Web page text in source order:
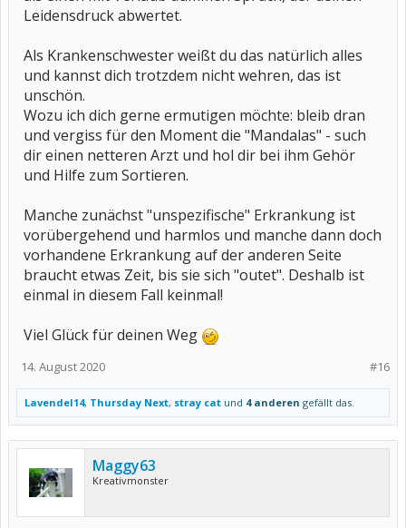
Leidensdruck abwertet.
Als Krankenschwester weißt du das natürlich alles
und kannst dich trotzdem nicht wehren, das ist
unschön.
Wozu ich dich gerne ermutigen möchte: bleib dran
und vergiss für den Moment die "Mandalas" - such
dir einen netteren Arzt und hol dir bei ihm Gehör
und Hilfe zum Sortieren.
Manche zunächst "unspezifische" Erkrankung ist
vorübergehend und harmlos und manche dann doch
vorhandene Erkrankung auf der anderen Seite
braucht etwas Zeit, bis sie sich "outet". Deshalb ist
einmal in diesem Fall keinmal!
Viel Glück für deinen Weg
#16
14. August 2020
Lavendel14, Thursday Next, stray cat und 4 anderen gefällt das.
Maggy63
Kreativmonster